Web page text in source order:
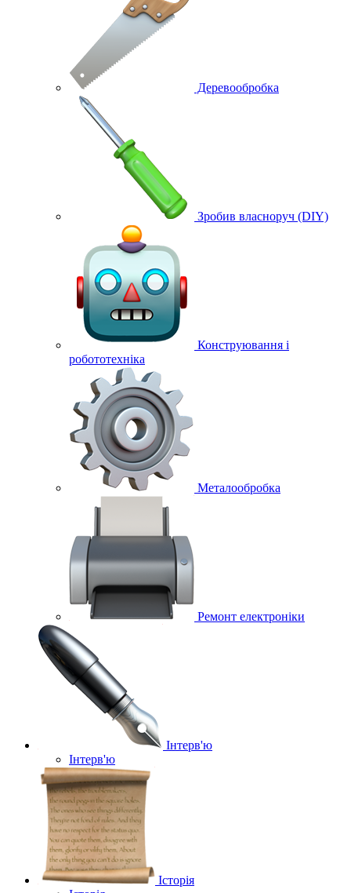
Деревообробка
Зробив власноруч (DIY)
Конструювання і
робототехніка
Металообробка
Ремонт електроніки
Інтерв'ю
Інтерв'ю
Історія